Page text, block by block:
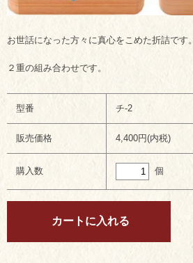
お世話になった方々に真心をこめた折詰です。
２重の組み合わせです。
型番 チ-2
販売価格 4,400円(内税)
購入数 個